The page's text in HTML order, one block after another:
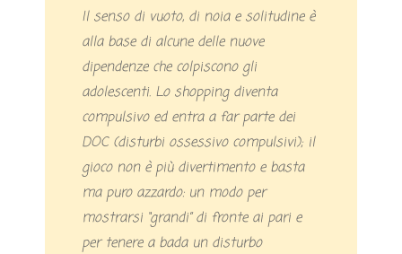
Il senso di vuoto, di noia e solitudine è
alla base di alcune delle nuove
dipendenze che colpiscono gli
adolescenti. Lo shopping diventa
compulsivo ed entra a far parte dei
DOC (disturbi ossessivo compulsivi); il
gioco non è più divertimento e basta
ma puro azzardo: un modo per
mostrarsi “grandi” di fronte ai pari e
per tenere a bada un disturbo